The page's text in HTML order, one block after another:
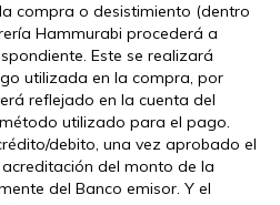
compra o desistimiento (dentro
Hammurabi procederá a
Este se realizará
utilizada en la compra, por
reflejado en la cuenta del
utilizado para el pago.
debito, una vez aprobado el
del monto de la
del Banco emisor. Y el